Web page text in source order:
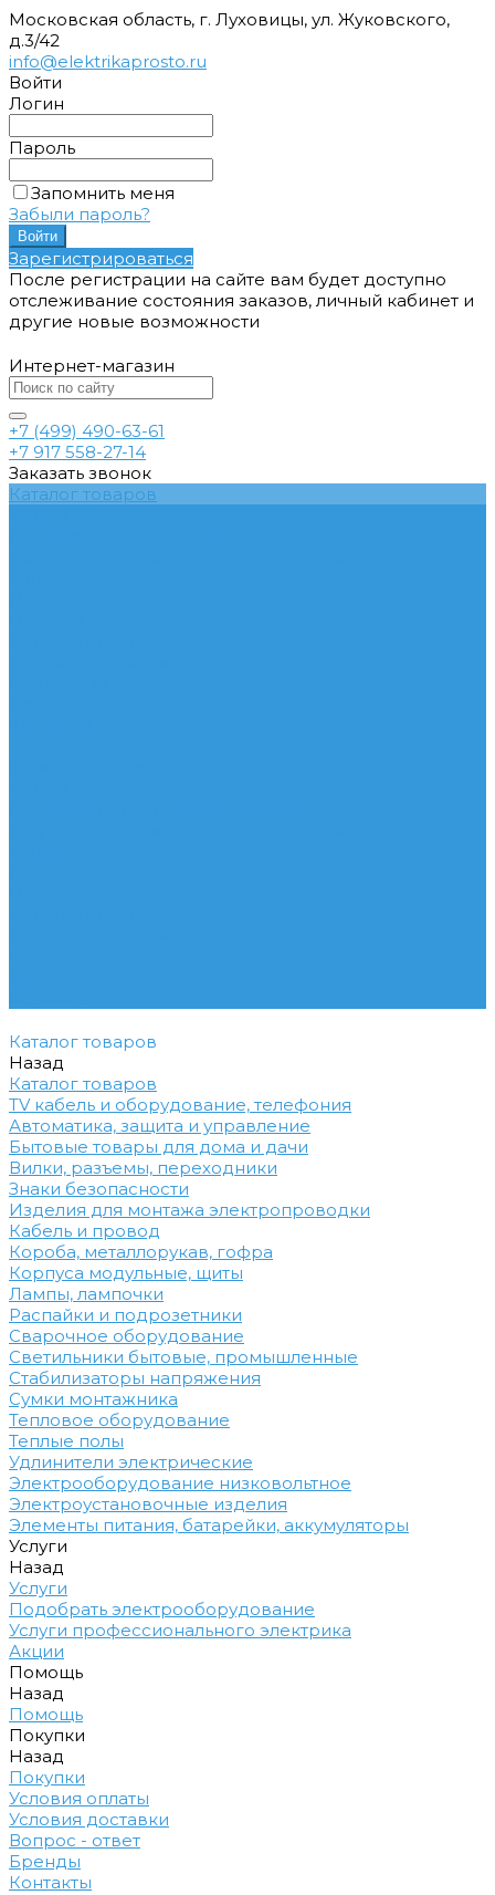
Московская область, г. Луховицы, ул. Жуковского,
д.3/42
info@elektrikaprosto.ru
Войти
Логин
Пароль
Запомнить меня
Забыли пароль?
Зарегистрироваться
После регистрации на сайте вам будет доступно
отслеживание состояния заказов, личный кабинет и
другие новые возможности
Интернет-магазин
+7 (499) 490-63-61
+7 917 558-27-14
Заказать звонок
Каталог товаров
Каталог товаров
Назад
Каталог товаров
TV кабель и оборудование, телефония
Автоматика, защита и управление
Бытовые товары для дома и дачи
Вилки, разъемы, переходники
Знаки безопасности
Изделия для монтажа электропроводки
Кабель и провод
Короба, металлорукав, гофра
Корпуса модульные, щиты
Лампы, лампочки
Распайки и подрозетники
Сварочное оборудование
Светильники бытовые, промышленные
Стабилизаторы напряжения
Сумки монтажника
Тепловое оборудование
Теплые полы
Удлинители электрические
Электрооборудование низковольтное
Электроустановочные изделия
Элементы питания, батарейки, аккумуляторы
Услуги
Назад
Услуги
Подобрать электрооборудование
Услуги профессионального электрика
Акции
Помощь
Назад
Помощь
Покупки
Назад
Покупки
Условия оплаты
Условия доставки
Вопрос - ответ
Бренды
Контакты